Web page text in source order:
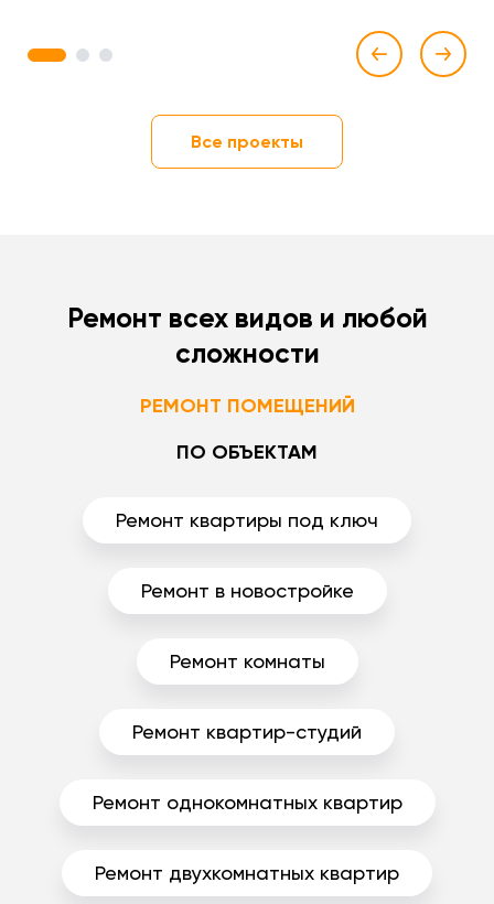
1 2 3
Все проекты
Ремонт всех видов и любой
сложности
РЕМОНТ ПОМЕЩЕНИЙ
ПО ОБЪЕКТАМ
Ремонт квартиры под ключ
Ремонт в новостройке
Ремонт комнаты
Ремонт квартир-студий
Ремонт однокомнатных квартир
Ремонт двухкомнатных квартир